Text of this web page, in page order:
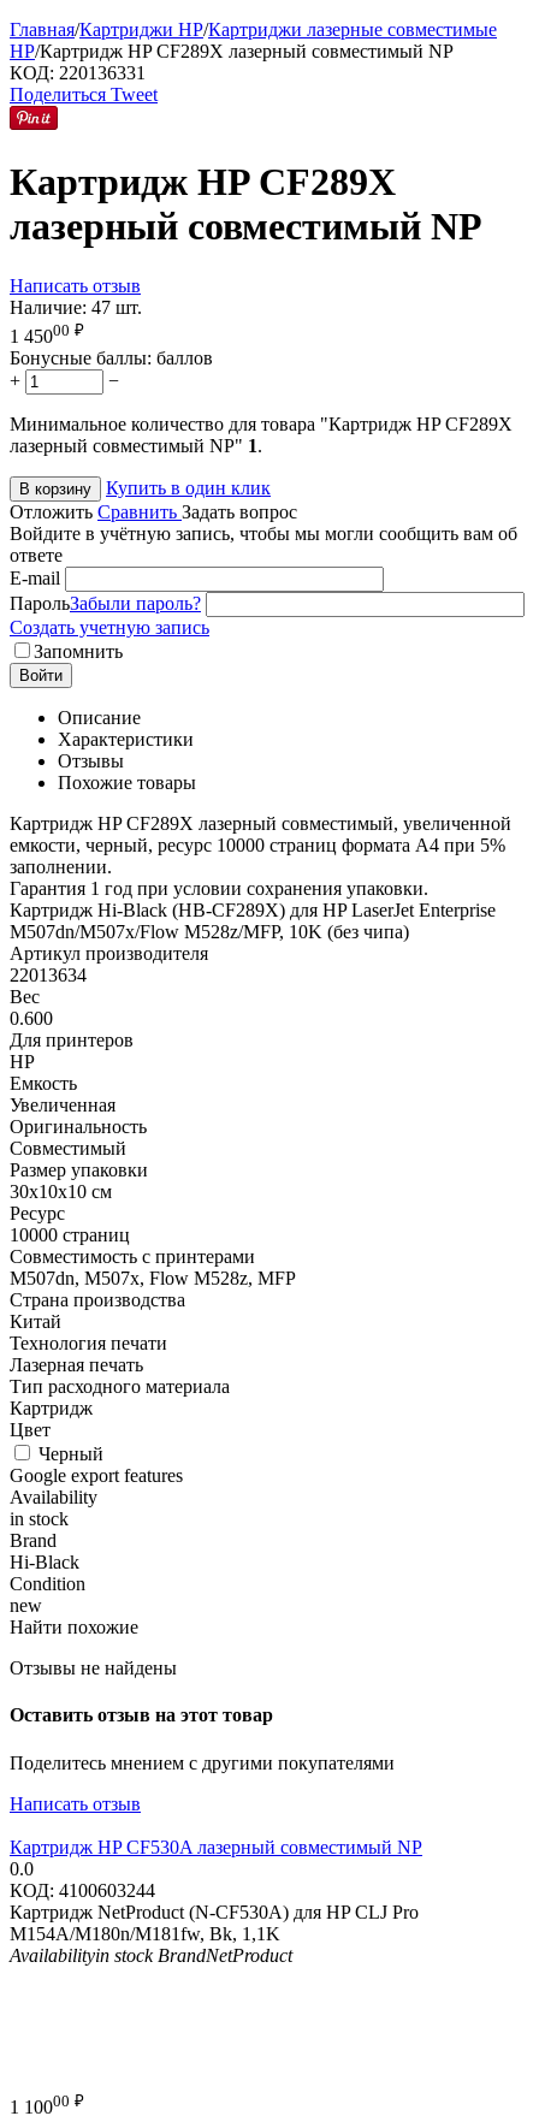
Главная/Картриджи HP/Картриджи лазерные совместимые
HP/Картридж HP CF289X лазерный совместимый NP
КОД: 220136331
Поделиться Tweet
Картридж HP CF289X
лазерный совместимый NP
Написать отзыв
Наличие: 47 шт.
1 45000 ₽
Бонусные баллы: баллов
+
−
Минимальное количество для товара "Картридж HP CF289X
лазерный совместимый NP" 1.
В корзину
Купить в один клик
Отложить Сравнить Задать вопрос
Войдите в учётную запись, чтобы мы могли сообщить вам об
ответе
E-mail
ПарольЗабыли пароль?
Создать учетную запись
Запомнить
Войти
Описание
Характеристики
Отзывы
Похожие товары
Картридж HP CF289X лазерный совместимый, увеличенной
емкости, черный, ресурс 10000 страниц формата А4 при 5%
заполнении.
Гарантия 1 год при условии сохранения упаковки.
Картридж Hi-Black (HB-CF289X) для HP LaserJet Enterprise
M507dn/M507x/Flow M528z/MFP, 10K (без чипа)
Артикул производителя
22013634
Вес
0.600
Для принтеров
HP
Емкость
Увеличенная
Оригинальность
Совместимый
Размер упаковки
30x10x10 см
Ресурс
10000 страниц
Совместимость с принтерами
M507dn, M507x, Flow M528z, MFP
Страна производства
Китай
Технология печати
Лазерная печать
Тип расходного материала
Картридж
Цвет
Черный
Google export features
Availability
in stock
Brand
Hi-Black
Condition
new
Найти похожие
Отзывы не найдены
Оставить отзыв на этот товар
Поделитесь мнением с другими покупателями
Написать отзыв
Картридж HP CF530A лазерный совместимый NP
0.0
КОД: 4100603244
Картридж NetProduct (N-CF530A) для HP CLJ Pro
M154A/M180n/M181fw, Bk, 1,1K
Availabilityin stock BrandNetProduct
1 10000 ₽